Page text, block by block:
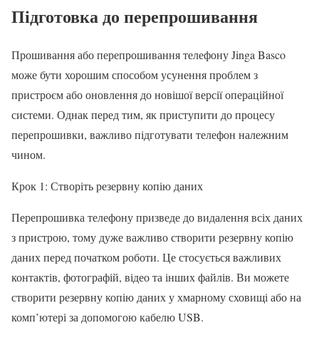
Підготовка до перепрошивання
Прошивання або перепрошивання телефону Jinga Basco
може бути хорошим способом усунення проблем з
пристроєм або оновлення до новішої версії операційної
системи. Однак перед тим, як приступити до процесу
перепрошивки, важливо підготувати телефон належним
чином.
Крок 1: Створіть резервну копію даних
Перепрошивка телефону призведе до видалення всіх даних
з пристрою, тому дуже важливо створити резервну копію
даних перед початком роботи. Це стосується важливих
контактів, фотографій, відео та інших файлів. Ви можете
створити резервну копію даних у хмарному сховищі або на
комп’ютері за допомогою кабелю USB.